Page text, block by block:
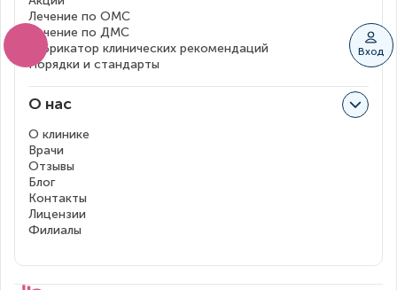
Вход
Лечение по ОМС
Лечение по ДМС
Рубрикатор клинических рекомендаций
Порядки и стандарты
О нас
О клинике
Врачи
Отзывы
Блог
Контакты
Лицензии
Филиалы